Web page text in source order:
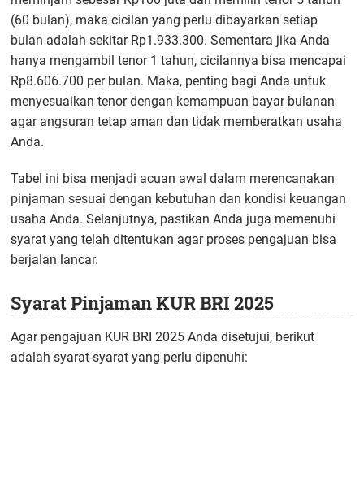
(60 bulan), maka cicilan yang perlu dibayarkan setiap
bulan adalah sekitar Rp1.933.300. Sementara jika Anda
hanya mengambil tenor 1 tahun, cicilannya bisa mencapai
Rp8.606.700 per bulan. Maka, penting bagi Anda untuk
menyesuaikan tenor dengan kemampuan bayar bulanan
agar angsuran tetap aman dan tidak memberatkan usaha
Anda.
Tabel ini bisa menjadi acuan awal dalam merencanakan
pinjaman sesuai dengan kebutuhan dan kondisi keuangan
usaha Anda. Selanjutnya, pastikan Anda juga memenuhi
syarat yang telah ditentukan agar proses pengajuan bisa
berjalan lancar.
Syarat Pinjaman KUR BRI 2025
Agar pengajuan KUR BRI 2025 Anda disetujui, berikut
adalah syarat-syarat yang perlu dipenuhi: